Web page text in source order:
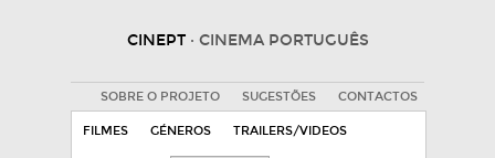
CINEPT · CINEMA PORTUGUÊS
SOBRE O PROJETO SUGESTÕES CONTACTOS
FILMES GÉNEROS TRAILERS/VIDEOS